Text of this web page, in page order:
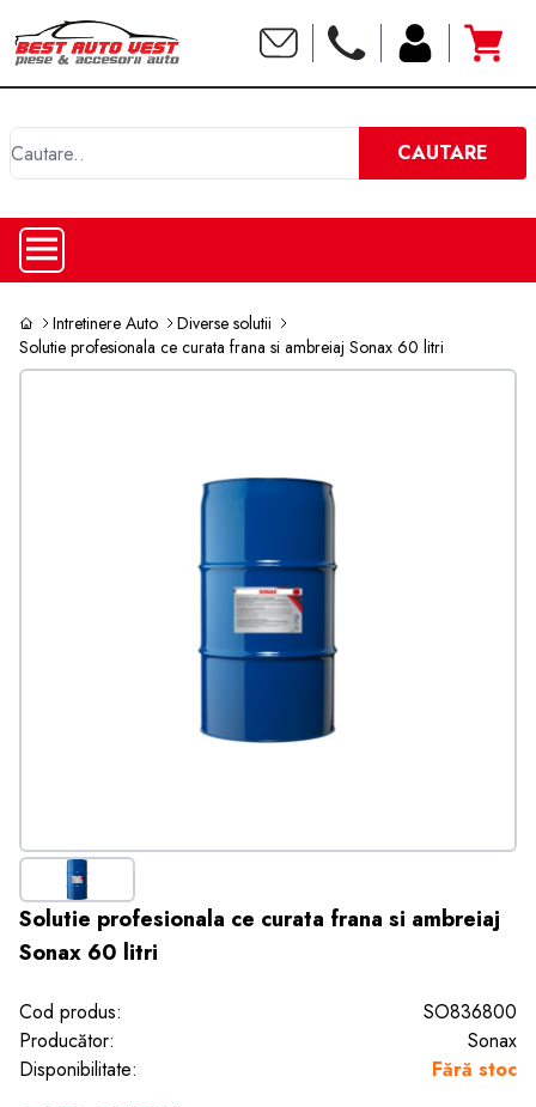
CAUTARE
Intretinere Auto
Diverse solutii
Solutie profesionala ce curata frana si ambreiaj Sonax 60 litri
Solutie profesionala ce curata frana si ambreiaj
Sonax 60 litri
Cod produs:
SO836800
Producător:
Sonax
Disponibilitate:
Fără stoc